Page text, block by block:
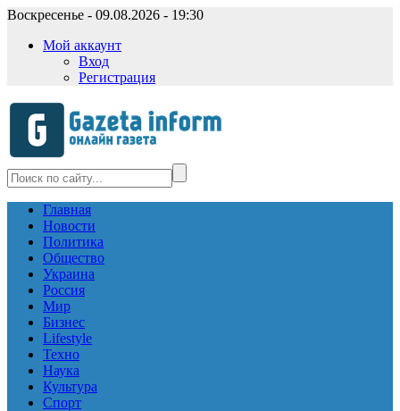
Воскресенье - 09.08.2026 - 19:30
Мой аккаунт
Вход
Регистрация
Главная
Новости
Политика
Общество
Украина
Россия
Мир
Бизнес
Lifestyle
Техно
Наука
Культура
Спорт